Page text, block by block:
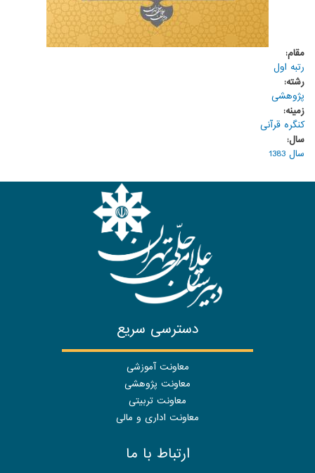
مقام:
رتبه اول
رشته:
پژوهشی
زمینه:
کنگره قرآنی
سال:
سال 1383
دسترسی سریع
معاونت آموزشی
معاونت پژوهشی
معاونت تربیتی
معاونت اداری و مالی
ارتباط با ما